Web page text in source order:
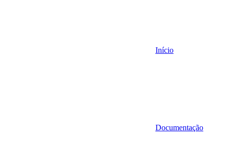
Início
Documentação